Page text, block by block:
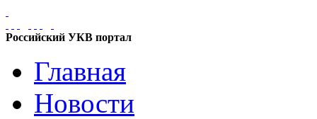
Российский УКВ портал
Главная
Новости